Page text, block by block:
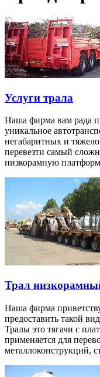
Услуги трала
Наша фирма вам рада
уникальное
негабаритных и
перевезти самый
низкорамную
Трал
Наша фирма
предоставить такой
Тралы это тягачи с
применяется для
металлоконструкций,